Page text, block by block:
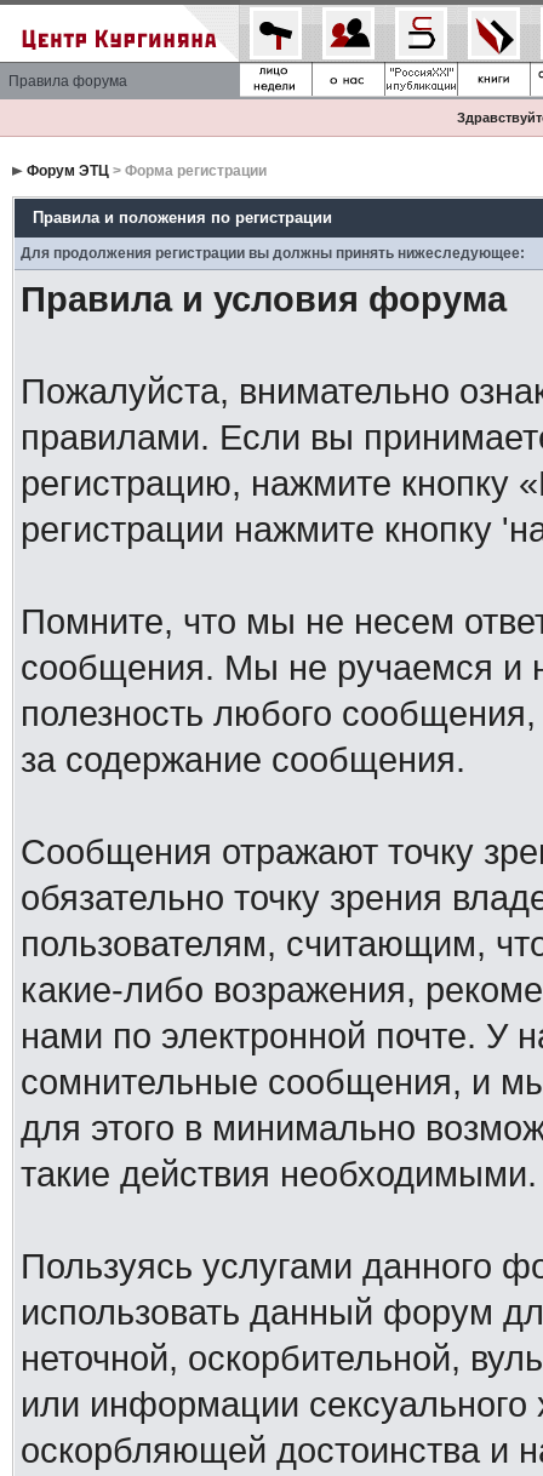
Правила форума
Форум ЭТЦ> Форма регистрации
Правила и положения по регистрации
Для продолжения регистрации вы должны принять нижеследующее:
Правила и условия форума
Пожалуйста, внимательно
правилами. Если вы
регистрацию, нажмите кнопку
регистрации нажмите кнопку
Помните, что мы не несем
сообщения. Мы не ручаемся и
полезность любого
за содержание сообщения.
Сообщения отражают точку
обязательно точку зрения
пользователям, считающим,
какие-либо возражения,
нами по электронной почте. У
сомнительные сообщения, и
для этого в минимально
такие действия необходимыми.
Пользуясь услугами данного
использовать данный форум
неточной, оскорбительной,
или информации
оскорбляющей достоинства и